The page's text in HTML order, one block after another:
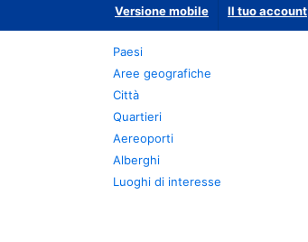
Versione mobile Il tuo account
Paesi
Aree geografiche
Città
Quartieri
Aereoporti
Alberghi
Luoghi di interesse